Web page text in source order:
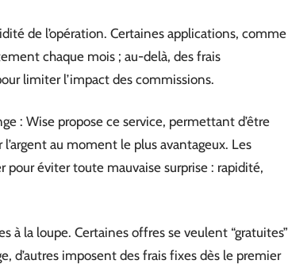
de l’opération. Certaines applications, comme
chaque mois ; au-delà, des frais
limiter l’impact des commissions.
: Wise propose ce service, permettant d’être
au moment le plus avantageux. Les
pour éviter toute mauvaise surprise : rapidité,
à la loupe. Certaines offres se veulent “gratuites”
d’autres imposent des frais fixes dès le premier